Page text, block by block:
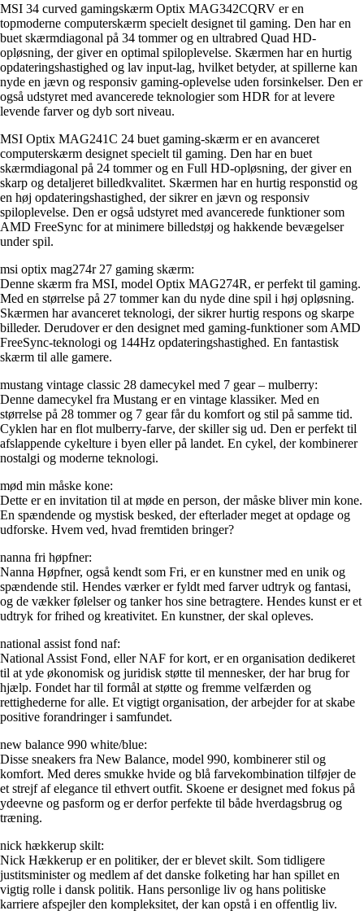
MSI 34 curved gamingskærm Optix MAG342CQRV er en
topmoderne computerskærm specielt designet til gaming. Den har en
buet skærmdiagonal på 34 tommer og en ultrabred Quad HD-
opløsning, der giver en optimal spiloplevelse. Skærmen har en hurtig
opdateringshastighed og lav input-lag, hvilket betyder, at spillerne kan
nyde en jævn og responsiv gaming-oplevelse uden forsinkelser. Den er
også udstyret med avancerede teknologier som HDR for at levere
levende farver og dyb sort niveau.
MSI Optix MAG241C 24 buet gaming-skærm er en avanceret
computerskærm designet specielt til gaming. Den har en buet
skærmdiagonal på 24 tommer og en Full HD-opløsning, der giver en
skarp og detaljeret billedkvalitet. Skærmen har en hurtig responstid og
en høj opdateringshastighed, der sikrer en jævn og responsiv
spiloplevelse. Den er også udstyret med avancerede funktioner som
AMD FreeSync for at minimere billedstøj og hakkende bevægelser
under spil.
msi optix mag274r 27 gaming skærm:
Denne skærm fra MSI, model Optix MAG274R, er perfekt til gaming.
Med en størrelse på 27 tommer kan du nyde dine spil i høj opløsning.
Skærmen har avanceret teknologi, der sikrer hurtig respons og skarpe
billeder. Derudover er den designet med gaming-funktioner som AMD
FreeSync-teknologi og 144Hz opdateringshastighed. En fantastisk
skærm til alle gamere.
mustang vintage classic 28 damecykel med 7 gear – mulberry:
Denne damecykel fra Mustang er en vintage klassiker. Med en
størrelse på 28 tommer og 7 gear får du komfort og stil på samme tid.
Cyklen har en flot mulberry-farve, der skiller sig ud. Den er perfekt til
afslappende cykelture i byen eller på landet. En cykel, der kombinerer
nostalgi og moderne teknologi.
mød min måske kone:
Dette er en invitation til at møde en person, der måske bliver min kone.
En spændende og mystisk besked, der efterlader meget at opdage og
udforske. Hvem ved, hvad fremtiden bringer?
nanna fri høpfner:
Nanna Høpfner, også kendt som Fri, er en kunstner med en unik og
spændende stil. Hendes værker er fyldt med farver udtryk og fantasi,
og de vækker følelser og tanker hos sine betragtere. Hendes kunst er et
udtryk for frihed og kreativitet. En kunstner, der skal opleves.
national assist fond naf:
National Assist Fond, eller NAF for kort, er en organisation dedikeret
til at yde økonomisk og juridisk støtte til mennesker, der har brug for
hjælp. Fondet har til formål at støtte og fremme velfærden og
rettighederne for alle. Et vigtigt organisation, der arbejder for at skabe
positive forandringer i samfundet.
new balance 990 white/blue:
Disse sneakers fra New Balance, model 990, kombinerer stil og
komfort. Med deres smukke hvide og blå farvekombination tilføjer de
et strejf af elegance til ethvert outfit. Skoene er designet med fokus på
ydeevne og pasform og er derfor perfekte til både hverdagsbrug og
træning.
nick hækkerup skilt:
Nick Hækkerup er en politiker, der er blevet skilt. Som tidligere
justitsminister og medlem af det danske folketing har han spillet en
vigtig rolle i dansk politik. Hans personlige liv og hans politiske
karriere afspejler den kompleksitet, der kan opstå i en offentlig liv.